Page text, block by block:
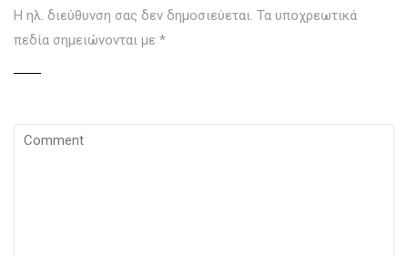
Η ηλ. διεύθυνση σας δεν δημοσιεύεται. Τα υποχρεωτικά
πεδία σημειώνονται με *